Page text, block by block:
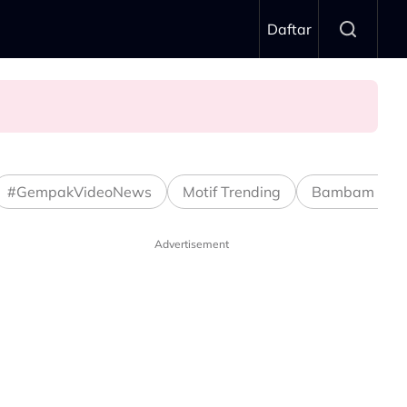
Daftar
#GempakVideoNews Motif Trending Bambam
Advertisement